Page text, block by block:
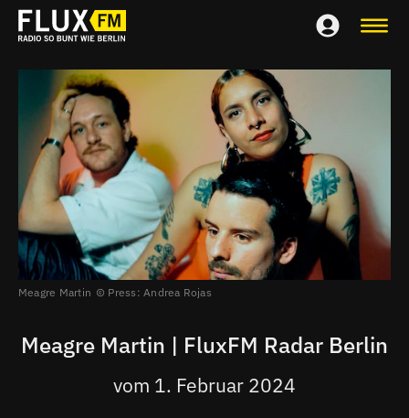
Meagre Martin Press: Andrea Rojas
Meagre Martin | FluxFM Radar Berlin
vom 1. Februar 2024